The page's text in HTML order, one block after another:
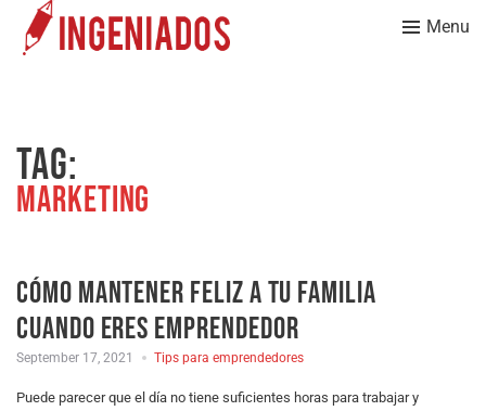
Menu
Tag:
Marketing
Cómo mantener feliz a tu familia
cuando eres emprendedor
September 17, 2021 Tips para emprendedores
Puede parecer que el día no tiene suficientes horas para trabajar y